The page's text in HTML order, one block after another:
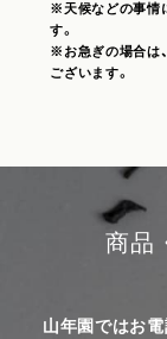
※天候などの事情
す。
※お急ぎの場合は
ございます。
商品
山年園ではお